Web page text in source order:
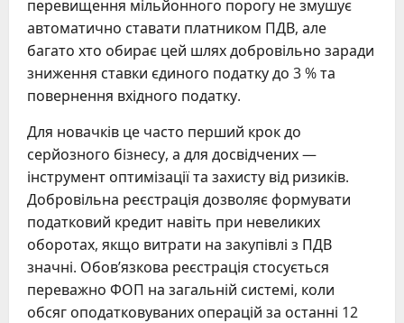
перевищення мільйонного порогу не змушує
автоматично ставати платником ПДВ, але
багато хто обирає цей шлях добровільно заради
зниження ставки єдиного податку до 3 % та
повернення вхідного податку.
Для новачків це часто перший крок до
серйозного бізнесу, а для досвідчених —
інструмент оптимізації та захисту від ризиків.
Добровільна реєстрація дозволяє формувати
податковий кредит навіть при невеликих
оборотах, якщо витрати на закупівлі з ПДВ
значні. Обов’язкова реєстрація стосується
переважно ФОП на загальній системі, коли
обсяг оподатковуваних операцій за останні 12